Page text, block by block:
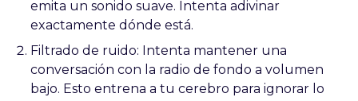
emita un sonido suave. Intenta adivinar
exactamente dónde está.
Filtrado de ruido: Intenta mantener una
conversación con la radio de fondo a volumen
bajo. Esto entrena a tu cerebro para ignorar lo